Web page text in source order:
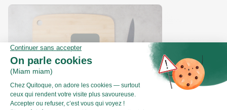
Comment émincer un oignon ?